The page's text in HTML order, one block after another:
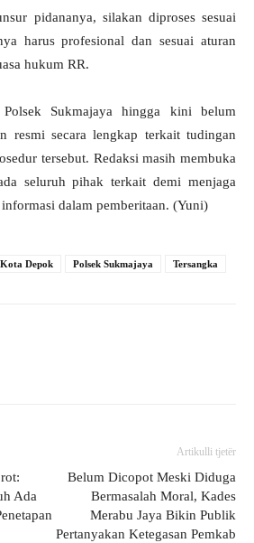
pidananya, silakan diproses sesuai
harus profesional dan sesuai aturan
hukum RR.
Sukmajaya hingga kini belum
resmi secara lengkap terkait tudingan
tersebut. Redaksi masih membuka
seluruh pihak terkait demi menjaga
dalam pemberitaan. (Yuni)
Kota Depok Polsek Sukmajaya Tersangka
Ada
Artikulli tjetër
Belum Dicopot Meski Diduga
Bermasalah Moral, Kades
Merabu Jaya Bikin Publik
Pertanyakan Ketegasan Pemkab